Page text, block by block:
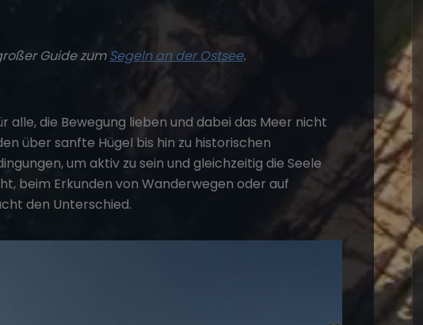
Guide zumSegeln an der Ostsee.
alle, die Bewegung lieben und dabei das Meer nicht
über sanfte Hügel bis hin zu historischen
um aktiv zu sein und gleichzeitig die Seele
beim Erkunden von Wanderwegen oder auf
den Unterschied.